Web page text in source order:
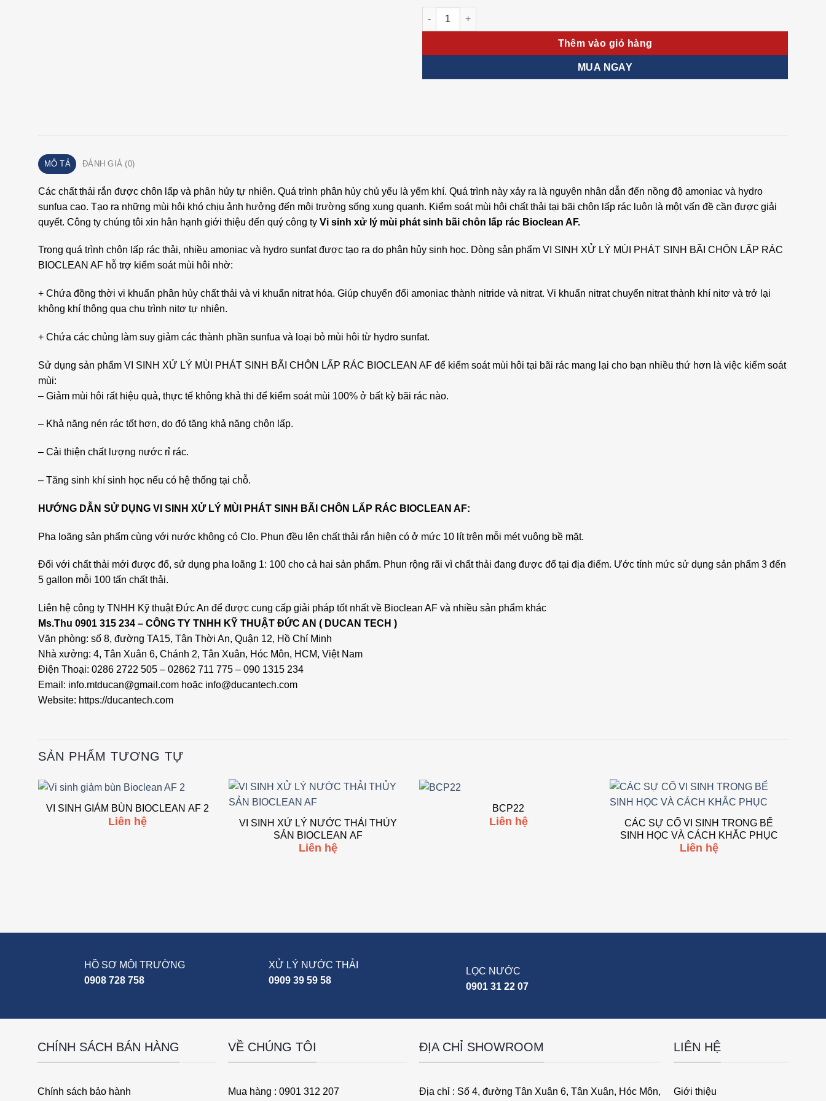
VI SINH XỬ LÝ MÙI BIOCLEAN AF 1 số lượng
Thêm vào giỏ hàng
MUA NGAY
MÔ TẢ ĐÁNH GIÁ (0)
Các chất thải rắn được chôn lấp và phân hủy tự nhiên. Quá trình phân hủy chủ yếu là yếm khí. Quá trình này xảy ra là nguyên nhân dẫn đến nồng độ amoniac và hydro
sunfua cao. Tạo ra những mùi hôi khó chịu ảnh hưởng đến môi trường sống xung quanh. Kiểm soát mùi hôi chất thải tại bãi chôn lấp rác luôn là một vấn đề cần được giải
quyết. Công ty chúng tôi xin hân hạnh giới thiệu đến quý công ty Vi sinh xử lý mùi phát sinh bãi chôn lấp rác Bioclean AF.
Trong quá trình chôn lấp rác thải, nhiều amoniac và hydro sunfat được tạo ra do phân hủy sinh học. Dòng sản phẩm VI SINH XỬ LÝ MÙI PHÁT SINH BÃI CHÔN LẤP RÁC
BIOCLEAN AF hỗ trợ kiểm soát mùi hôi nhờ:
+ Chứa đồng thời vi khuẩn phân hủy chất thải và vi khuẩn nitrat hóa. Giúp chuyển đổi amoniac thành nitride và nitrat. Vi khuẩn nitrat chuyển nitrat thành khí nitơ và trở lại
không khí thông qua chu trình nitơ tự nhiên.
+ Chứa các chủng làm suy giảm các thành phần sunfua và loại bỏ mùi hôi từ hydro sunfat.
Sử dụng sản phẩm VI SINH XỬ LÝ MÙI PHÁT SINH BÃI CHÔN LẤP RÁC BIOCLEAN AF để kiểm soát mùi hôi tại bãi rác mang lại cho bạn nhiều thứ hơn là việc kiểm soát
mùi:
– Giảm mùi hôi rất hiệu quả, thực tế không khả thi để kiểm soát mùi 100% ở bất kỳ bãi rác nào.
– Khả năng nén rác tốt hơn, do đó tăng khả năng chôn lấp.
– Cải thiện chất lượng nước rỉ rác.
– Tăng sinh khí sinh học nếu có hệ thống tại chỗ.
HƯỚNG DẪN SỬ DỤNG VI SINH XỬ LÝ MÙI PHÁT SINH BÃI CHÔN LẤP RÁC BIOCLEAN AF:
Pha loãng sản phẩm cùng với nước không có Clo. Phun đều lên chất thải rắn hiện có ở mức 10 lít trên mỗi mét vuông bề mặt.
Đối với chất thải mới được đổ, sử dụng pha loãng 1: 100 cho cả hai sản phẩm. Phun rộng rãi vì chất thải đang được đổ tại địa điểm. Ước tính mức sử dụng sản phẩm 3 đến
5 gallon mỗi 100 tấn chất thải.
Liên hệ công ty TNHH Kỹ thuật Đức An để được cung cấp giải pháp tốt nhất về Bioclean AF và nhiều sản phẩm khác
Ms.Thu 0901 315 234 – CÔNG TY TNHH KỸ THUẬT ĐỨC AN ( DUCAN TECH )
Văn phòng: số 8, đường TA15, Tân Thời An, Quận 12, Hồ Chí Minh
Nhà xưởng: 4, Tân Xuân 6, Chánh 2, Tân Xuân, Hóc Môn, HCM, Việt Nam
Điện Thoại: 0286 2722 505 – 02862 711 775 – 090 1315 234
Email: info.mtducan@gmail.com hoặc info@ducantech.com
Website: https://ducantech.com
SẢN PHẨM TƯƠNG TỰ
Add to
VI SINH GIẢM BÙN BIOCLEAN AF 2
Liên hệ
wishlist
VI SINH XỬ LÝ NƯỚC THẢI THỦY
SẢN BIOCLEAN AF
Liên hệ
BCP22
Liên hệ
wishlist
CÁC SỰ CỐ VI SINH TRONG BỂ
SINH HỌC VÀ CÁCH KHẮC PHỤC
Liên hệ
HỒ SƠ MÔI TRƯỜNG
0908 728 758
XỬ LÝ NƯỚC THẢI
0909 39 59 58
LỌC NƯỚC
0901 31 22 07
CHÍNH SÁCH BÁN HÀNG
Chính sách bảo hành
VỀ CHÚNG TÔI
Mua hàng : 0901 312 207
ĐỊA CHỈ SHOWROOM
Địa chỉ : Số 4, đường Tân Xuân 6, Tân Xuân, Hóc Môn,
LIÊN HỆ
Giới thiệu